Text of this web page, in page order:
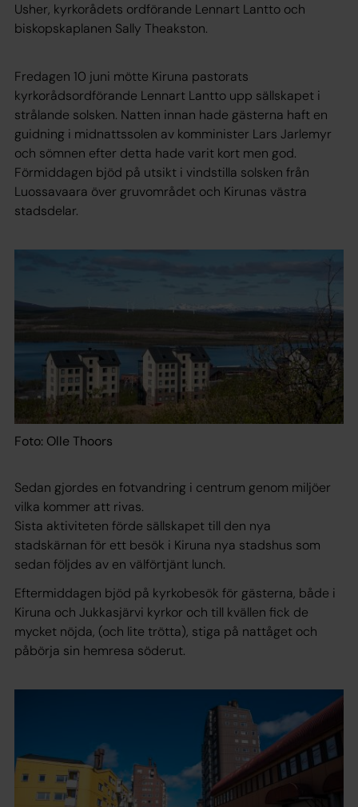
Usher, kyrkorådets ordförande Lennart Lantto och
biskopskaplanen Sally Theakston.
Fredagen 10 juni mötte Kiruna pastorats
kyrkorådsordförande Lennart Lantto upp sällskapet i
strålande solsken. Natten innan hade gästerna haft en
guidning i midnattssolen av komminister Lars Jarlemyr
och sömnen efter detta hade varit kort men god.
Förmiddagen bjöd på utsikt i vindstilla solsken från
Luossavaara över gruvområdet och Kirunas västra
stadsdelar.
Foto: Olle Thoors
Sedan gjordes en fotvandring i centrum genom miljöer
vilka kommer att rivas.
Sista aktiviteten förde sällskapet till den nya
stadskärnan för ett besök i Kiruna nya stadshus som
sedan följdes av en välförtjänt lunch.
Eftermiddagen bjöd på kyrkobesök för gästerna, både i
Kiruna och Jukkasjärvi kyrkor och till kvällen fick de
mycket nöjda, (och lite trötta), stiga på nattåget och
påbörja sin hemresa söderut.